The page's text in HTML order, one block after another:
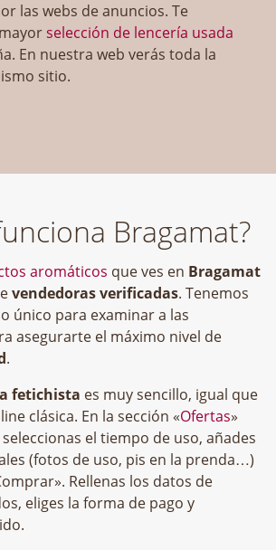
las webs de anuncios. Te
selección de lencería usada
En nuestra web verás toda la
sitio.
Bragamat?
aromáticos que ves en Bragamat
vendedoras verificadas. Tenemos
único para examinar a las
asegurarte el máximo nivel de
.
fetichista es muy sencillo, igual que
clásica. En la sección «Ofertas»
el tiempo de uso, añades
(fotos de uso, pis en la prenda…)
Rellenas los datos de
eliges la forma de pago y